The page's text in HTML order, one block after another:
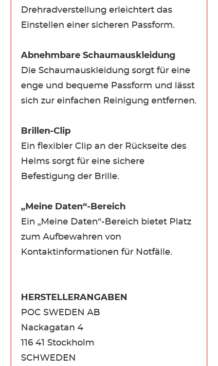
Drehradverstellung erleichtert das
Einstellen einer sicheren Passform.
Abnehmbare Schaumauskleidung
Die Schaumauskleidung sorgt für eine
enge und bequeme Passform und lässt
sich zur einfachen Reinigung entfernen.
Brillen-Clip
Ein flexibler Clip an der Rückseite des
Helms sorgt für eine sichere
Befestigung der Brille.
„Meine Daten“-Bereich
Ein „Meine Daten“-Bereich bietet Platz
zum Aufbewahren von
Kontaktinformationen für Notfälle.
HERSTELLERANGABEN
POC SWEDEN AB
Nackagatan 4
116 41 Stockholm
SCHWEDEN